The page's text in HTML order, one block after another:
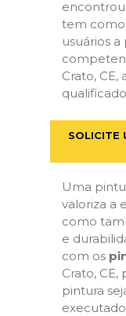
encontrou
tem como
usuários
Crato,
SOLICITE
Uma
valoriza a
como
e
com os
Crato,
pintura